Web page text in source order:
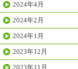
2024年4月
2024年2月
2024年1月
2023年12月
2023年11月